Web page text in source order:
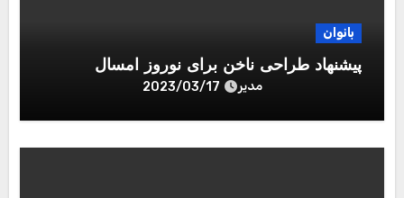
بانوان
پیشنهاد طراحی ناخن برای نوروز امسال
مدیر 2023/03/17